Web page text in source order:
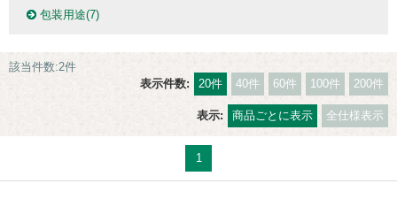
包装用途(7)
該当件数:2件
表示件数:
20件 40件 60件 100件 200件
表示: 商品ごとに表示 全仕様表示
1